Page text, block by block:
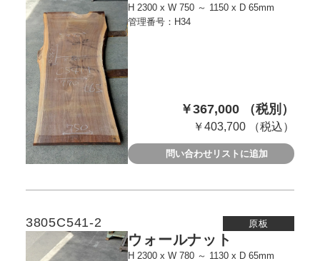
H 2300 x W 750 ～ 1150 x D 65mm
管理番号：H34
￥367,000 （税別）
￥403,700 （税込）
問い合わせリストに追加
3805C541-2 原板
ウォールナット
H 2300 x W 780 ～ 1130 x D 65mm